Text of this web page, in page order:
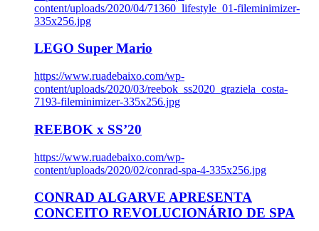
content/uploads/2020/04/71360_lifestyle_01-fileminimizer-
335x256.jpg
LEGO Super Mario
https://www.ruadebaixo.com/wp-
content/uploads/2020/03/reebok_ss2020_graziela_costa-
7193-fileminimizer-335x256.jpg
REEBOK x SS’20
https://www.ruadebaixo.com/wp-
content/uploads/2020/02/conrad-spa-4-335x256.jpg
CONRAD ALGARVE APRESENTA
CONCEITO REVOLUCIONÁRIO DE SPA